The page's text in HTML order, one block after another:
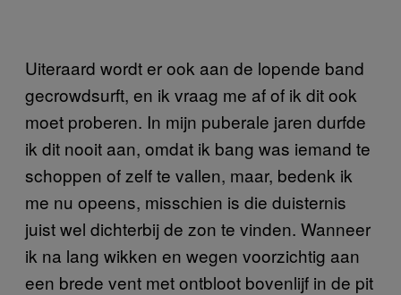
Uiteraard wordt er ook aan de lopende band
gecrowdsurft, en ik vraag me af of ik dit ook
moet proberen. In mijn puberale jaren durfde
ik dit nooit aan, omdat ik bang was iemand te
schoppen of zelf te vallen, maar, bedenk ik
me nu opeens, misschien is die duisternis
juist wel dichterbij de zon te vinden. Wanneer
ik na lang wikken en wegen voorzichtig aan
een brede vent met ontbloot bovenlijf in de pit